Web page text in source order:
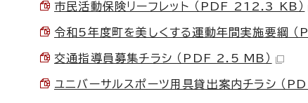
市民活動保険リーフレット （PDF 212.3 KB）
令和5年度町を美しくする運動年間実施要綱
交通指導員募集チラシ （PDF 2.5 MB）
ユニバーサルスポーツ用具貸出案内チラシ （